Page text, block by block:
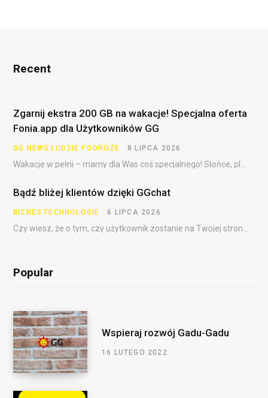
Recent
Zgarnij ekstra 200 GB na wakacje! Specjalna oferta
Fonia.app dla Użytkowników GG
GG NEWS LUDZIE PODRÓŻE 8 LIPCA 2026
Wakacje w pełni – mamy dla Was coś specjalnego! Słońce, plaża, festiwale, dalekie podróże i……
Bądź bliżej klientów dzięki GGchat
BIZNES TECHNOLOGIE 6 LIPCA 2026
Czy wiesz, że o tym, czy użytkownik zostanie na Twojej stronie, często decydują pierwsze sekundy?…
Popular
Wspieraj rozwój Gadu-Gadu
16 LUTEGO 2022